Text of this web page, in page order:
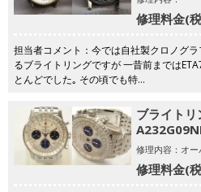
修理料金(
担当者コメント：今では自社製クロノグ
るブライトリングですが 一昔前までは
とんどでした｡ その頃でも特…
ブライト
修理内容：オ
修理料金(